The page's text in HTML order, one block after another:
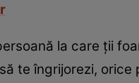
la care ţii
te îngrijorezi,